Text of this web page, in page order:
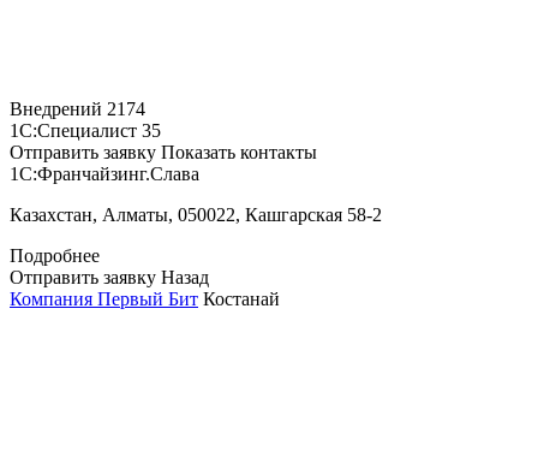
Внедрений 2174
1С:Специалист 35
Отправить заявку Показать контакты
1С:Франчайзинг.Слава
Казахстан, Алматы, 050022, Кашгарская 58-2
Подробнее
Отправить заявку Назад
Компания Первый Бит Костанай